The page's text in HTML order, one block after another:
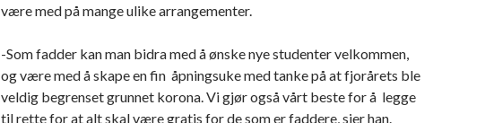
være med på mange ulike arrangementer.
-Som fadder kan man bidra med å ønske nye studenter velkommen,
og være med å skape en fin åpningsuke med tanke på at fjorårets ble
veldig begrenset grunnet korona. Vi gjør også vårt beste for å legge
til rette for at alt skal være gratis for de som er faddere, sier han.